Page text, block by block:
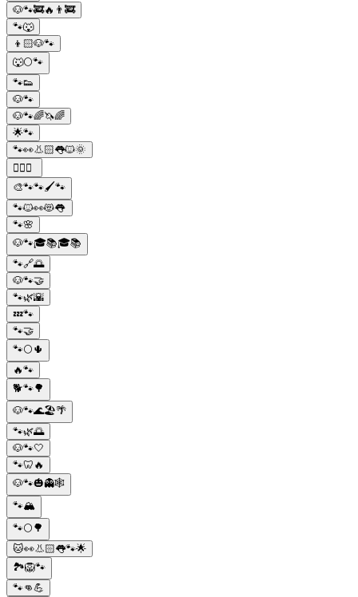
🐶🐾🚒🔥👨‍🚒
🐾🐺
👦🏻🐶🐾
🐺🌕🐾
🐾👟
🐶🐾
🐶🐾🌈🦄🌈
🌟🐾
🐾👀👃🏻👅🐱🌞
🐱‍👤🐾
🎨🐾🐾🖌️🐾
🐾🐱👀😻👅
🐾🌸
🐶🐾🎓📚🎓📚
🐾🔗🌅
🐶🐾🤝
🐾🌿🌇
💤🐾
🐾🤝
🐾🌕🌵
🔥🐾
🐕🐾🌳
🐶🐾🌊🏖️🌴
🐾🌿🌅
🐶🐾🤍
🐾🦷🔥
🐶🐾🎃👻🕸️
🐾🏔️
🐾🌕🌳
🐱👀👃🏻👅🐾🌟
🏞️🦁🐾
🐾👊💪